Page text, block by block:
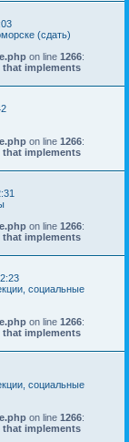
(сдать)
on line 1266:
that implements
on line 1266:
that implements
on line 1266:
that implements
социальные
on line 1266:
that implements
социальные
on line 1266:
that implements